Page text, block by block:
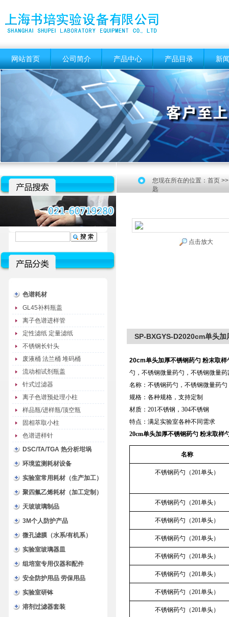
网站首页 公司简介 产品中心 产品目录 新
色谱耗材
GL45补料瓶盖
离子色谱进样管
定性滤纸 定量滤纸
不锈钢长针头
废液桶 法兰桶 堆码桶
流动相试剂瓶盖
针式过滤器
离子色谱预处理小柱
样品瓶/进样瓶/顶空瓶
固相萃取小柱
色谱进样针
DSC/TA/TGA 热分析坩埚
环境监测耗材设备
实验室常用耗材（生产加工）
聚四氟乙烯耗材（加工定制）
天玻玻璃制品
3M个人防护产品
微孔滤膜（水系/有机系）
实验室玻璃器皿
组培室专用仪器和配件
安全防护用品 劳保用品
实验室研钵
溶剂过滤器套装
您现在所在的位置： 首页
匙
点击放大
SP-BXGYS-D2020cm单头
20cm单头加厚不锈钢药勺 粉末取样
勺，不锈钢微量药勺，不锈钢微量
名称：不锈钢药勺，不锈钢微量药
规格：各种规格，支持定制
材质：201不锈钢，304不锈钢
特点：满足实验室各种不同需求
20cm单头加厚不锈钢药勺 粉末取样
名称
不锈钢药勺（201单头）
不锈钢药勺（201单头）
不锈钢药勺（201单头）
不锈钢药勺（201单头）
不锈钢药勺（201单头）
不锈钢药勺（201单头）
不锈钢药勺（201单头）
不锈钢药勺（201单头）